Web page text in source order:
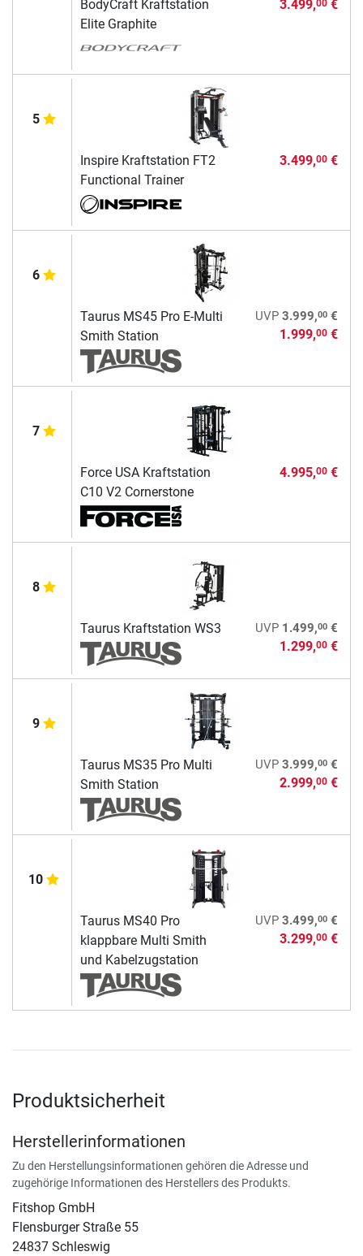
BodyCraft Kraftstation
Elite Graphite
3.499,00€
5
Inspire Kraftstation FT2
Functional Trainer
3.499,00€
6
Taurus MS45 Pro E-Multi
Smith Station
UVP 3.999,00€
1.999,00€
7
Force USA Kraftstation
C10 V2 Cornerstone
4.995,00€
8
Taurus Kraftstation WS3 UVP 1.499,00€
1.299,00€
9
Taurus MS35 Pro Multi
Smith Station
UVP 3.999,00€
2.999,00€
10
Taurus MS40 Pro
klappbare Multi Smith
und Kabelzugstation
UVP 3.499,00€
3.299,00€
Produktsicherheit
Herstellerinformationen
Zu den Herstellungsinformationen gehören die Adresse und
zugehörige Informationen des Herstellers des Produkts.
Fitshop GmbH
Flensburger Straße 55
24837 Schleswig